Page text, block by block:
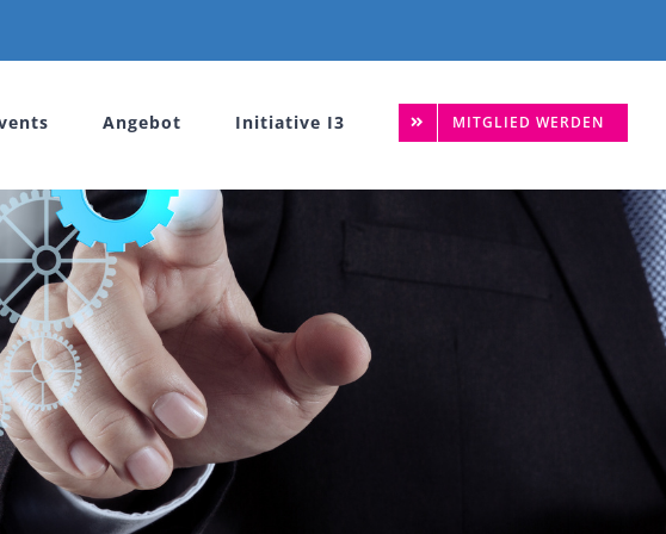
Angebot Initiative I3 MITGLIED WERDEN